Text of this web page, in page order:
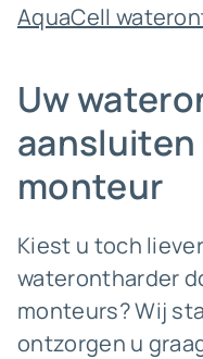
AquaCell
Uw
aansluiten
monteur
Kiest u toch
waterontharder
monteurs? Wij
ontzorgen u